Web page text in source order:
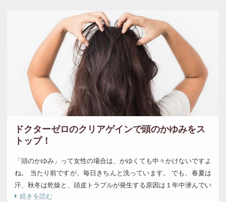
ドクターゼロのクリアゲインで頭のかゆみをス
トップ！
「頭のかゆみ」って女性の場合は、かゆくても中々かけないですよ
ね。 当たり前ですが、毎日きちんと洗っています。 でも、春夏は
汗、秋冬は乾燥と、頭皮トラブルが発生する原因は１年中潜んでい
るんです。 頭がかゆい原因ってなに？ […]
続きを読む